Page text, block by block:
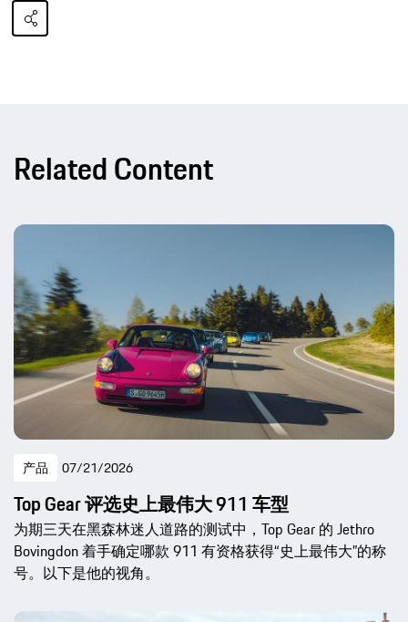
Related Content
产品 07/21/2026
Top Gear 评选史上最伟大 911 车型
为期三天在黑森林迷人道路的测试中，Top Gear 的 Jethro
Bovingdon 着手确定哪款 911 有资格获得“史上最伟大”的称
号。以下是他的视角。